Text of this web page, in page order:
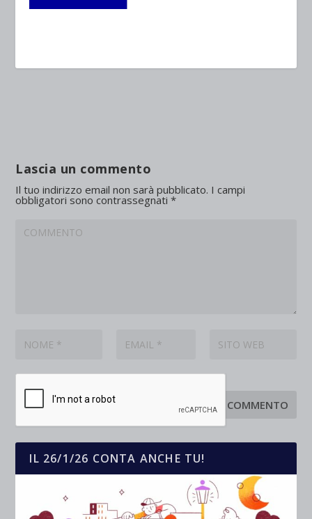
Lascia un commento
Il tuo indirizzo email non sarà pubblicato. I campi
obbligatori sono contrassegnati*
IL 26/1/26 CONTA ANCHE TU!